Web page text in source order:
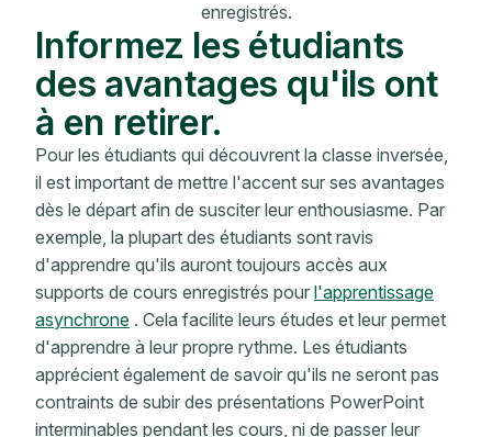
enregistrés.
Informez les étudiants
des avantages qu'ils ont
à en retirer.
Pour les étudiants qui découvrent la classe inversée,
il est important de mettre l'accent sur ses avantages
dès le départ afin de susciter leur enthousiasme. Par
exemple, la plupart des étudiants sont ravis
d'apprendre qu'ils auront toujours accès aux
supports de cours enregistrés pour l'apprentissage
asynchrone . Cela facilite leurs études et leur permet
d'apprendre à leur propre rythme. Les étudiants
apprécient également de savoir qu'ils ne seront pas
contraints de subir des présentations PowerPoint
interminables pendant les cours, ni de passer leur